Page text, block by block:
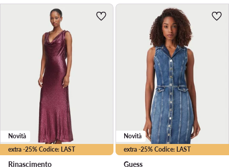
extra -25% Codice: LAST
Novità
Rinascimento
extra -25% Codice: LAST
Novità
Guess